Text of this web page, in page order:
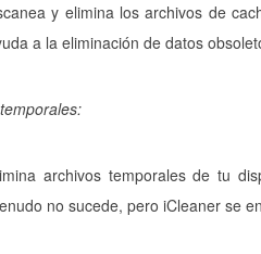
y elimina los archivos de
a la eliminación de datos
archivos temporales de tu
no sucede, pero iCleaner se